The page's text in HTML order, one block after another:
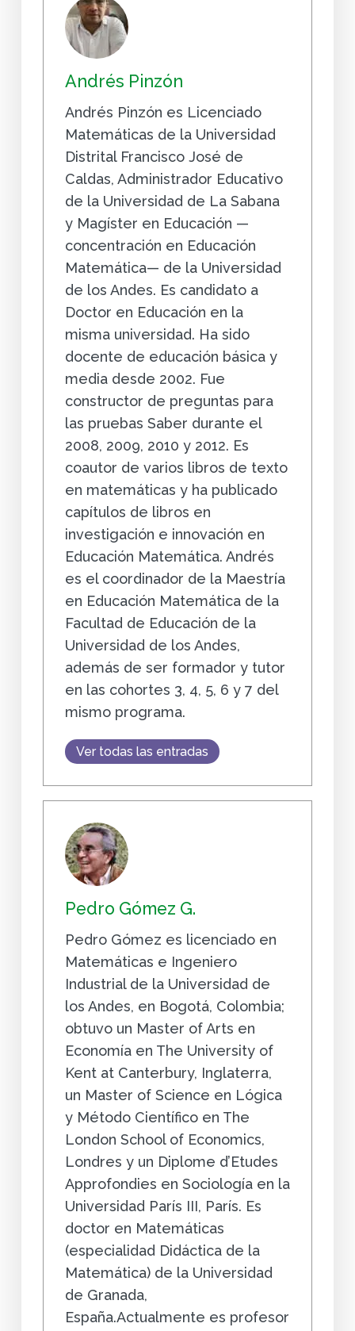
Andrés Pinzón
Andrés Pinzón es Licenciado
Matemáticas de la Universidad
Distrital Francisco José de
Caldas, Administrador Educativo
de la Universidad de La Sabana
y Magíster en Educación —
concentración en Educación
Matemática— de la Universidad
de los Andes. Es candidato a
Doctor en Educación en la
misma universidad. Ha sido
docente de educación básica y
media desde 2002. Fue
constructor de preguntas para
las pruebas Saber durante el
2008, 2009, 2010 y 2012. Es
coautor de varios libros de texto
en matemáticas y ha publicado
capítulos de libros en
investigación e innovación en
Educación Matemática. Andrés
es el coordinador de la Maestría
en Educación Matemática de la
Facultad de Educación de la
Universidad de los Andes,
además de ser formador y tutor
en las cohortes 3, 4, 5, 6 y 7 del
mismo programa.
Ver todas las entradas
Pedro Gómez G.
Pedro Gómez es licenciado en
Matemáticas e Ingeniero
Industrial de la Universidad de
los Andes, en Bogotá, Colombia;
obtuvo un Master of Arts en
Economía en The University of
Kent at Canterbury, Inglaterra,
un Master of Science en Lógica
y Método Científico en The
London School of Economics,
Londres y un Diplome d’Etudes
Approfondies en Sociología en la
Universidad París III, París. Es
doctor en Matemáticas
(especialidad Didáctica de la
Matemática) de la Universidad
de Granada,
España.Actualmente es profesor